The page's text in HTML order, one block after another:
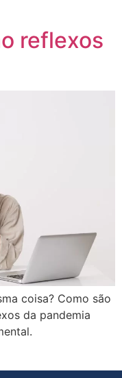
reflexos
coisa? Como são
da pandemia